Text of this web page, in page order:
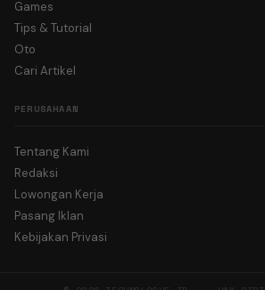
Games
Tips & Tutorial
Oto
Cari Artikel
PERUSAHAAN
Tentang Kami
Redaksi
Lowongan Kerja
Pasang Iklan
Kebijakan Privasi